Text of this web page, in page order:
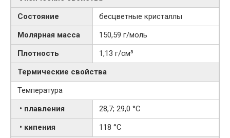
Состояние
бесцветные кристаллы
Молярная масса
150,59 г/моль
Плотность
1,13 г/см³
Термические свойства
Температура
• плавления
28,7; 29,0 °C
• кипения
118 °C